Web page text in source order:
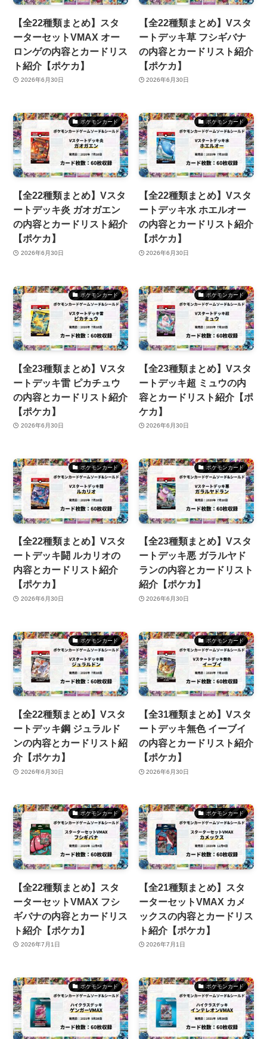
【全22種類まとめ】スタ
ーターセットVMAX オー
ロンゲの内容とカードリス
ト紹介【ポケカ】
2026年6月30日
【全22種類まとめ】Vスタ
ートデッキ草 フシギバナ
の内容とカードリスト紹介
【ポケカ】
2026年6月30日
ポケモンカード
【全22種類まとめ】Vスタ
ートデッキ炎 ガオガエン
の内容とカードリスト紹介
【ポケカ】
2026年6月30日
ポケモンカード
【全22種類まとめ】Vスタ
ートデッキ水 ホエルオー
の内容とカードリスト紹介
【ポケカ】
2026年6月30日
ポケモンカード
【全23種類まとめ】Vスタ
ートデッキ雷 ピカチュウ
の内容とカードリスト紹介
【ポケカ】
2026年6月30日
ポケモンカード
【全23種類まとめ】Vスタ
ートデッキ超 ミュウの内
容とカードリスト紹介【ポ
ケカ】
2026年6月30日
ポケモンカード
【全22種類まとめ】Vスタ
ートデッキ闘 ルカリオの
内容とカードリスト紹介
【ポケカ】
2026年6月30日
ポケモンカード
【全23種類まとめ】Vスタ
ートデッキ悪 ガラルヤド
ランの内容とカードリスト
紹介【ポケカ】
2026年6月30日
ポケモンカード
【全22種類まとめ】Vスタ
ートデッキ鋼 ジュラルド
ンの内容とカードリスト紹
介【ポケカ】
2026年6月30日
ポケモンカード
【全31種類まとめ】Vスタ
ートデッキ無色 イーブイ
の内容とカードリスト紹介
【ポケカ】
2026年6月30日
ポケモンカード
【全22種類まとめ】スタ
ーターセットVMAX フシ
ギバナの内容とカードリス
ト紹介【ポケカ】
2026年7月1日
ポケモンカード
【全21種類まとめ】スタ
ーターセットVMAX カメ
ックスの内容とカードリス
ト紹介【ポケカ】
2026年7月1日
ポケモンカード ポケモンカード